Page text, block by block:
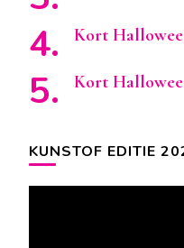
Kort
Kort
KUNSTOF EDITIE